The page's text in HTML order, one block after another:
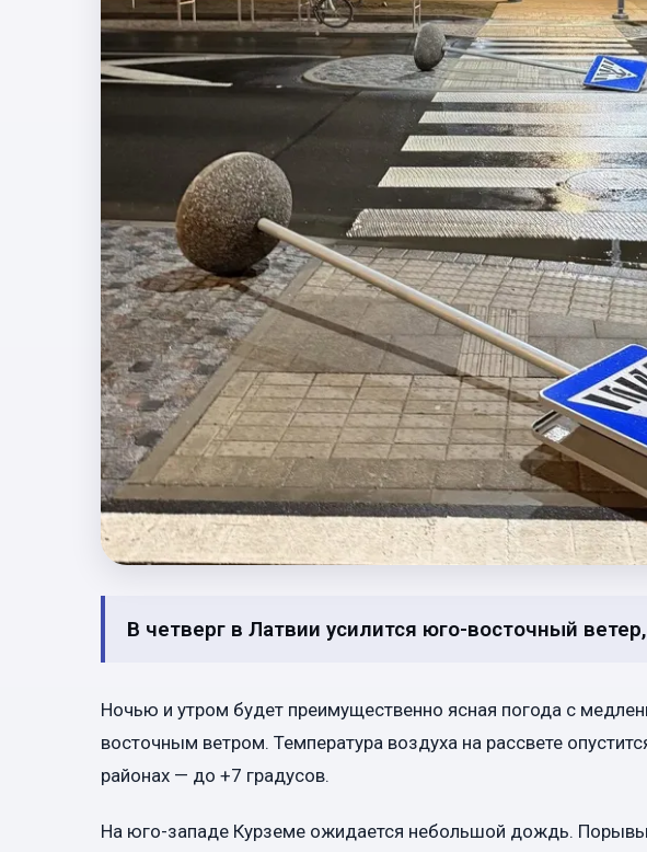
В четверг в Латвии усилится юго-восточный
Ночью и утром будет преимущественно ясная погода с
восточным ветром. Температура воздуха на рассвете
районах — до +7 градусов.
На юго-западе Курземе ожидается небольшой дождь. Порывы